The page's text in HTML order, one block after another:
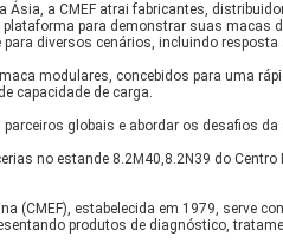
a CMEF atrai fabricantes,
para demonstrar suas macas
diversos cenários, incluindo
modulares, concebidos para uma
capacidade de carga.
globais e abordar os desafios
no estande 8.2M40,8.2N39 do Centro
(CMEF), estabelecida em 1979, serve
produtos de diagnóstico,